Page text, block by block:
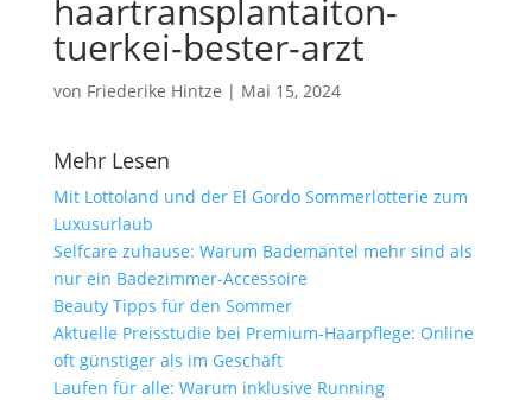
haartransplantaiton-
tuerkei-bester-arzt
von Friederike Hintze | Mai 15, 2024
Mehr Lesen
Mit Lottoland und der El Gordo Sommerlotterie zum
Luxusurlaub
Selfcare zuhause: Warum Bademäntel mehr sind als
nur ein Badezimmer-Accessoire
Beauty Tipps für den Sommer
Aktuelle Preisstudie bei Premium-Haarpflege: Online
oft günstiger als im Geschäft
Laufen für alle: Warum inklusive Running